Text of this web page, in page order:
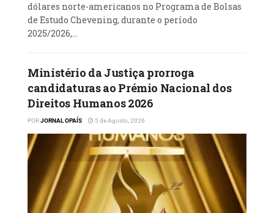
dólares norte-americanos no Programa de Bolsas
de Estudo Chevening, durante o período
2025/2026,...
Ministério da Justiça prorroga
candidaturas ao Prémio Nacional dos
Direitos Humanos 2026
PORJORNAL OPAÍS 5 de Agosto, 2026